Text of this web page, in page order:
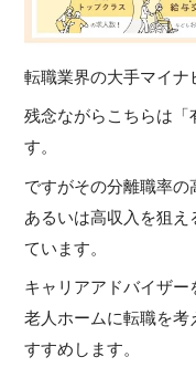
転職業界の大手マイナ
残念ながらこちらは
す。
ですがその分離職率の
あるいは高収入を狙え
ています。
キャリアアドバイザー
老人ホームに転職を考
すすめします。